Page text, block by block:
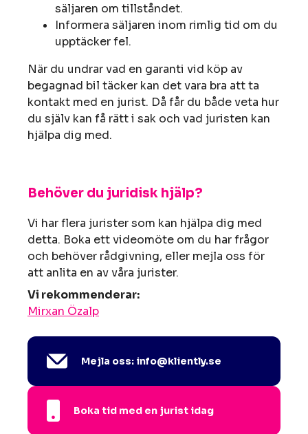
säljaren om tillståndet.
Informera säljaren inom rimlig tid om du
upptäcker fel.
När du undrar vad en garanti vid köp av
begagnad bil täcker kan det vara bra att ta
kontakt med en jurist. Då får du både veta hur
du själv kan få rätt i sak och vad juristen kan
hjälpa dig med.
Behöver du juridisk hjälp?
Vi har flera jurister som kan hjälpa dig med
detta. Boka ett videomöte om du har frågor
och behöver rådgivning, eller mejla oss för
att anlita en av våra jurister.
Vi rekommenderar:
Mirxan Özalp
Mejla oss: info@kliently.se
Boka tid med en jurist idag